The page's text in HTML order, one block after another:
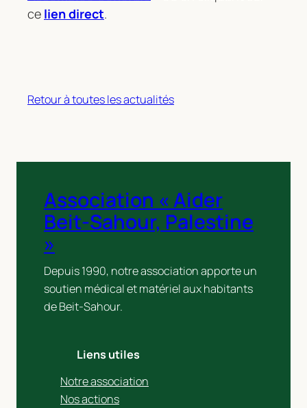
ce lien direct.
Retour à toutes les actualités
Association « Aider
Beit-Sahour, Palestine
»
Depuis 1990, notre association apporte un
soutien médical et matériel aux habitants
de Beit-Sahour.
Liens utiles
Notre association
Nos actions